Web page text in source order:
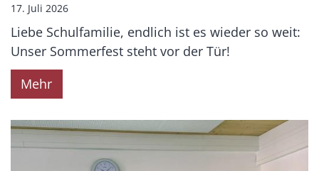
17. Juli 2026
Liebe Schulfamilie, endlich ist es wieder so weit:
Unser Sommerfest steht vor der Tür!
Mehr